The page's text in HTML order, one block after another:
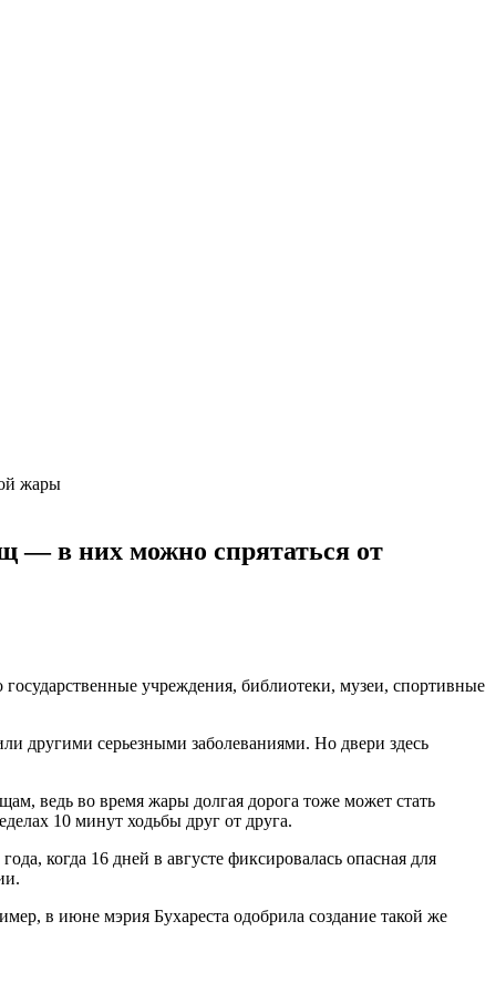
— в них можно спрятаться от
учреждения, библиотеки, музеи, спортивные
другими серьезными заболеваниями. Но двери здесь
ведь во время жары долгая дорога тоже может стать
10 минут ходьбы друг от друга.
когда 16 дней в августе фиксировалась опасная для
в июне мэрия Бухареста одобрила создание такой же